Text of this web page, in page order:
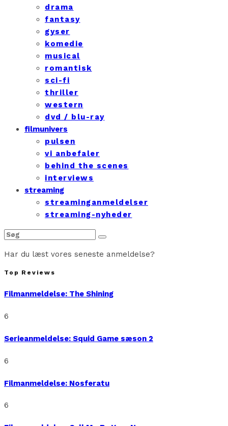
drama
fantasy
gyser
komedie
musical
romantisk
sci-fi
thriller
western
dvd / blu-ray
filmunivers
pulsen
vi anbefaler
behind the scenes
interviews
streaming
streaminganmeldelser
streaming-nyheder
Har du læst vores seneste anmeldelse?
Top Reviews
Filmanmeldelse: The Shining
6
Serieanmeldelse: Squid Game sæson 2
6
Filmanmeldelse: Nosferatu
6